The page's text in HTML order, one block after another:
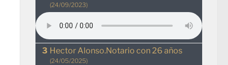
(24/09/2023)
Hector Alonso.Notario con 26 años
(24/05/2025)